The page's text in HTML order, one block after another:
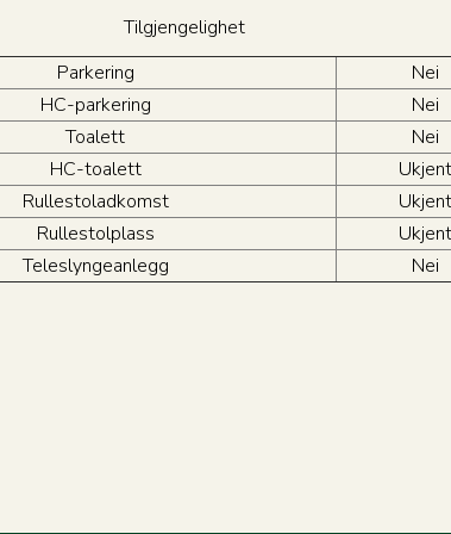
Tilgjengelighet
Parkering
Nei
HC-parkering
Nei
Toalett
Nei
HC-toalett
Ukjent
Rullestoladkomst
Ukjent
Rullestolplass
Ukjent
Teleslyngeanlegg
Nei